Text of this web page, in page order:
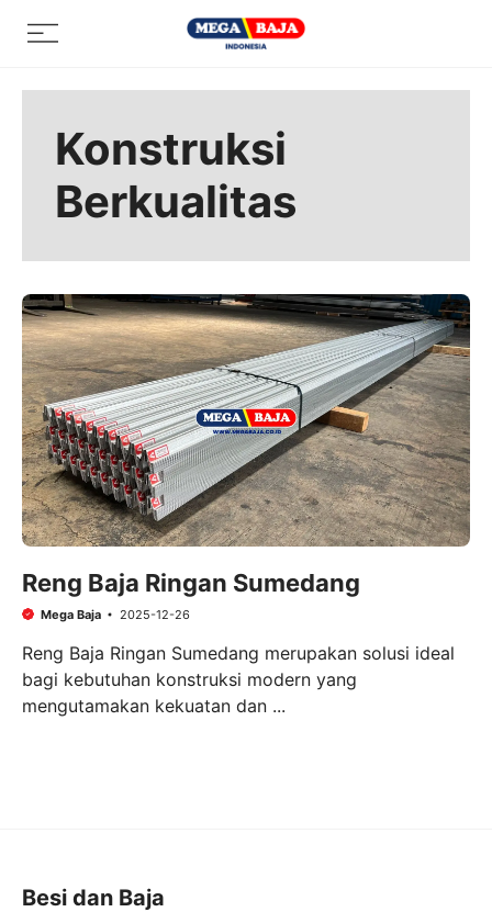
Menu
Konstruksi
Berkualitas
Reng Baja Ringan Sumedang
Mega Baja 2025-12-26
Reng Baja Ringan Sumedang merupakan solusi ideal
bagi kebutuhan konstruksi modern yang
mengutamakan kekuatan dan ...
Besi dan Baja